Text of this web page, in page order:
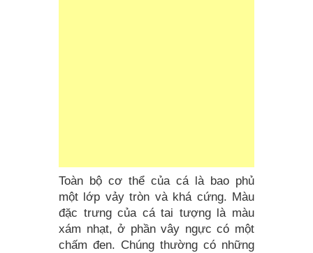
Toàn bộ cơ thể của cá là bao phủ
một lớp vảy tròn và khá cứng. Màu
đặc trưng của cá tai tượng là màu
xám nhạt, ở phần vây ngực có một
chấm đen. Chúng thường có những